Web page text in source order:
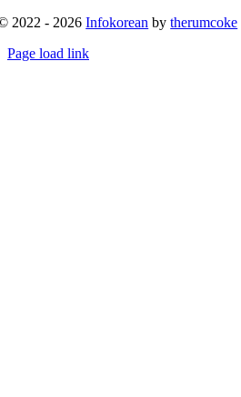
2022 - 2026Infokorean bytherumcoke
Toggle
Page load link